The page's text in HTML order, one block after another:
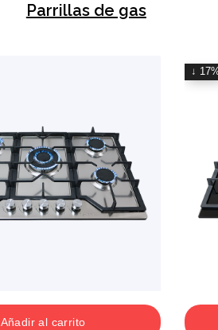
Parrillas de gas
Añadir al carrito
↓